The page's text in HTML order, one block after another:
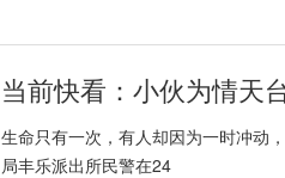
当前快看：小伙为情天
生命只有一次，有人却因为一时冲动
局丰乐派出所民警在24